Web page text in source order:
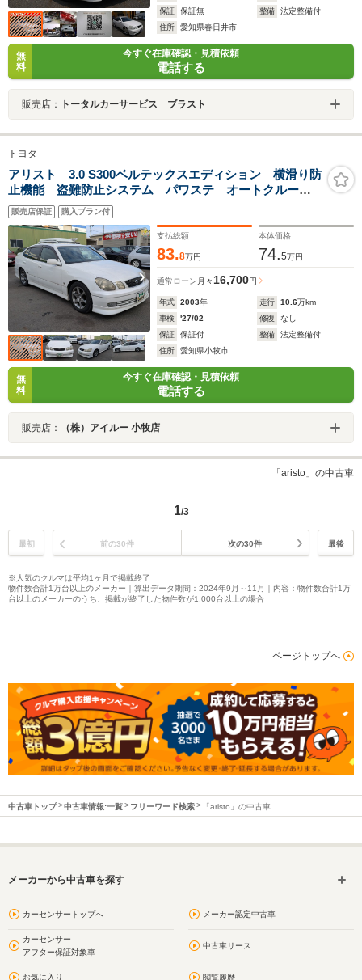
保証
保証無 整備
法定整備付
住所
愛知県春日井市
無
料
今すぐ在庫確認・見積依頼
電話する
販売店： トータルカーサービス ブラスト
トヨタ
アリスト 3.0 S300ベルテックスエディション 横滑り防
止機能 盗難防止システム パワステ オートクルーズ
コントロール 衝突安全ボディ キーレスエントリー
オートエアコン エアバック カーテンエアバッグ Pシ
販売店保証 購入プラン付
支払総額
83.8万円
本体価格
74.5万円
通常ローン 月々 16,700円
年式 2003年 走行 10.6万km
車検
'27/02 修復
なし
保証
保証付 整備
法定整備付
住所
愛知県小牧市
無
料
今すぐ在庫確認・見積依頼
電話する
販売店： （株）アイルー 小牧店
「aristo」の中古車
1/3
最初 前の30件 次の30件 最後
※人気のクルマは平均1ヶ月で掲載終了
物件数合計1万台以上のメーカー｜算出データ期間：2024年9月～11月｜内容：物件数合計1万
台以上のメーカーのうち、掲載が終了した物件数が1,000台以上の場合
ページトップへ
中古車トップ 中古車情報:一覧 フリーワード検索 「aristo」の中古車
メーカーから中古車を探す
カーセンサートップへ メーカー認定中古車
カーセンサー
アフター保証対象車
中古車リース
お気に入り 閲覧履歴